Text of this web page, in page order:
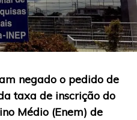
negado o pedido de
taxa de inscrição do
Médio (Enem) de